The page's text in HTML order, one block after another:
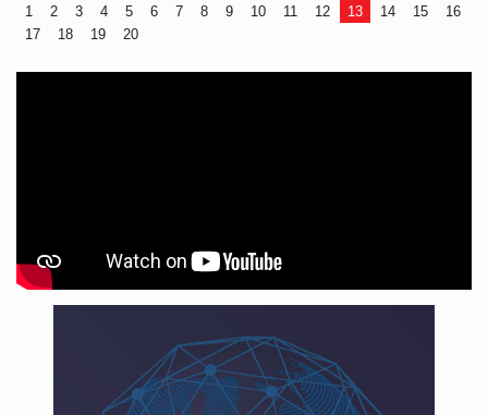
1 2 3 4 5 6 7 8 9 10 11 12 13 14 15
16
17
18 19 20